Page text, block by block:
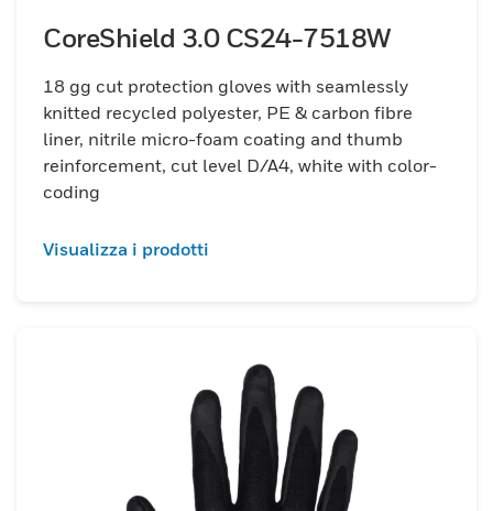
CoreShield 3.0 CS24-7518W
18 gg cut protection gloves with seamlessly
knitted recycled polyester, PE & carbon fibre
liner, nitrile micro-foam coating and thumb
reinforcement, cut level D/A4, white with color-
coding
Visualizza i prodotti